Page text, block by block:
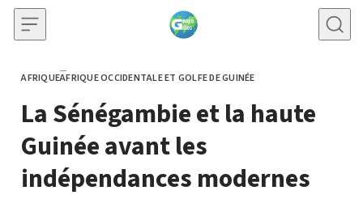
Skip to content
CATEGORY
AFRIQUEAFRIQUE OCCIDENTALE ET GOLFE DE GUINÉE
La Sénégambie et la haute
Guinée avant les
indépendances modernes